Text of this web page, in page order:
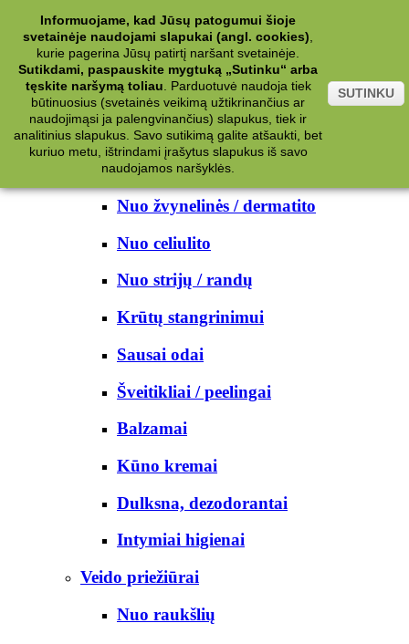
Kategorijos
Kosmetika
Kūno priežiūrai
Nuo prakaito
Kūno prausikliai
Nuo žvynelinės / dermatito
Nuo celiulito
Nuo strijų / randų
Krūtų stangrinimui
Sausai odai
Šveitikliai / peelingai
Balzamai
Kūno kremai
Dulksna, dezodorantai
Intymiai higienai
Veido priežiūrai
Nuo raukšlių
Informuojame, kad Jūsų patogumui šioje
svetainėje naudojami slapukai (angl. cookies)
kurie pagerina Jūsų patirtį naršant svetainėje.
Sutikdami, paspauskite mygtuką „Sutinku“ arba
tęskite naršymą toliau
Parduotuvė naudoja tiek
būtinuosius (svetainės veikimą užtikrinančius ar
naudojimąsi ja palengvinančius) slapukus, tiek ir
analitinius slapukus. Savo sutikimą galite atšaukti, bet
kuriuo metu, ištrindami įrašytus slapukus iš savo
naudojamos naršyklės.
SUTINKU